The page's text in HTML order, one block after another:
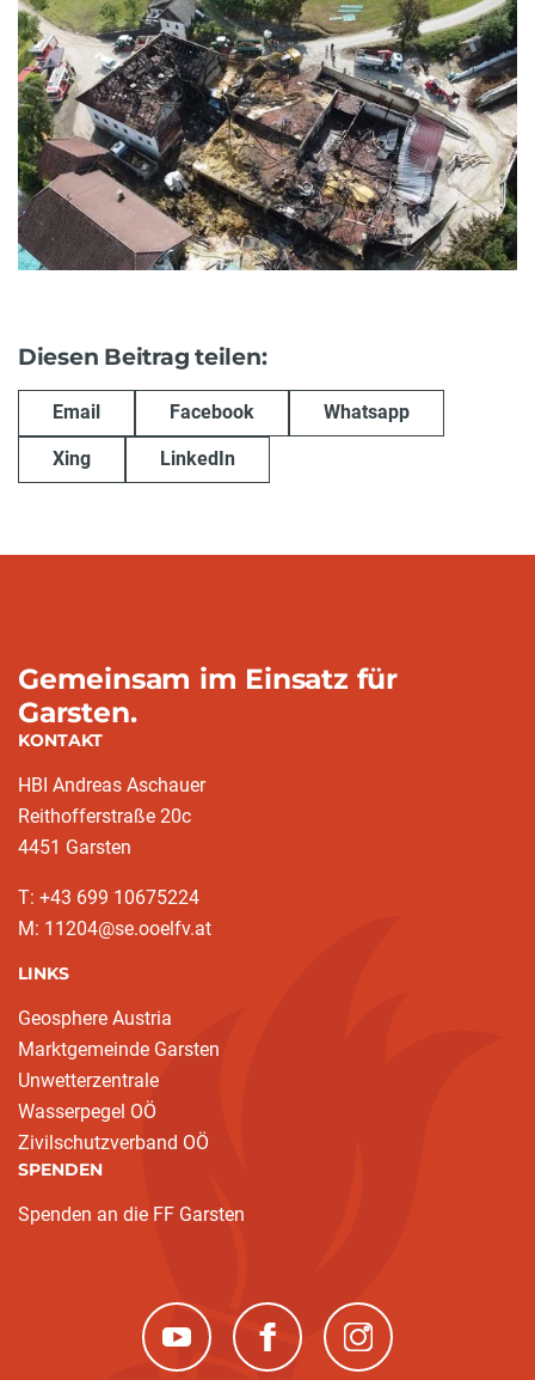
Diesen Beitrag teilen:
Email Facebook Whatsapp
Xing LinkedIn
Gemeinsam im Einsatz für
Garsten.
KONTAKT
HBI Andreas Aschauer
Reithofferstraße 20c
4451 Garsten
T: ‭+43 699 10675224‬
M: 11204@se.ooelfv.at
LINKS
Geosphere Austria
Marktgemeinde Garsten
Unwetterzentrale
Wasserpegel OÖ
Zivilschutzverband OÖ
SPENDEN
Spenden an die FF Garsten
(neues Fenster)(neues Fenster)(neues Fenster)